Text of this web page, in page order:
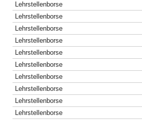
Lehrstellenborse
Lehrstellenborse
Lehrstellenborse
Lehrstellenborse
Lehrstellenborse
Lehrstellenborse
Lehrstellenborse
Lehrstellenborse
Lehrstellenborse
Lehrstellenborse